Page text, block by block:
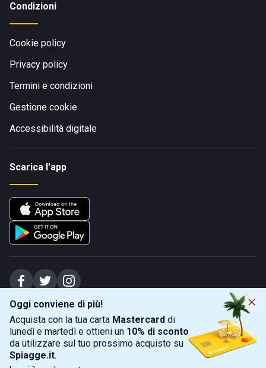
Oggi conviene di più!
Acquista con la tua carta Mastercard di
lunedì e martedì e ottieni un 10% di sconto
da utilizzare sul tuo prossimo acquisto su
Spiagge.it.
Condizioni
Cookie policy
Privacy policy
Termini e condizioni
Gestione cookie
Accessibilità digitale
Scarica l'app
Spiagge Srl - Sede legale: Via Marecchiese 48, 47923 Rimini (RN), IT -
capitale sociale Euro 31245,57 - Iscritta al registro delle imprese di Rimini
Sede operativa: Via Flaminia 180, 47924 Rimini (RN), IT
+39 0541 772375
info@spiagge.it - p.i./c.f. 04536640404
© 2026 Spiagge Srl. Tutti i diritti riservati.